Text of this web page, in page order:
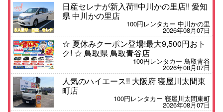
日産セレナが新入荷!!中川かの里店!! 愛知
県 中川かの里店
100円レンタカー 中川かの里
2026年08月07日
☆ 夏休みクーポン登場!最大9,500円おト
ク! ☆ 鳥取県 鳥取青谷店
100円レンタカー 鳥取青谷
2026年08月07日
人気のハイエース!! 大阪府 寝屋川太間東
町店
100円レンタカー 寝屋川太間東町
2026年08月07日